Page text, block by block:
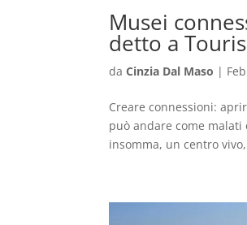
Musei
detto a
daCinzia Dal Maso |
Creare connessioni:
può andare come
insomma, un centro